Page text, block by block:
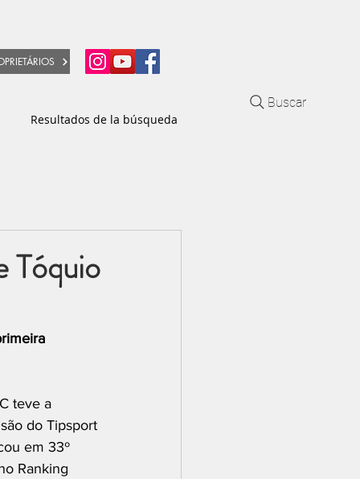
Resultados de la búsqueda
Buscar
Tóquio
teve a
do Tipsport
em 33º
Ranking